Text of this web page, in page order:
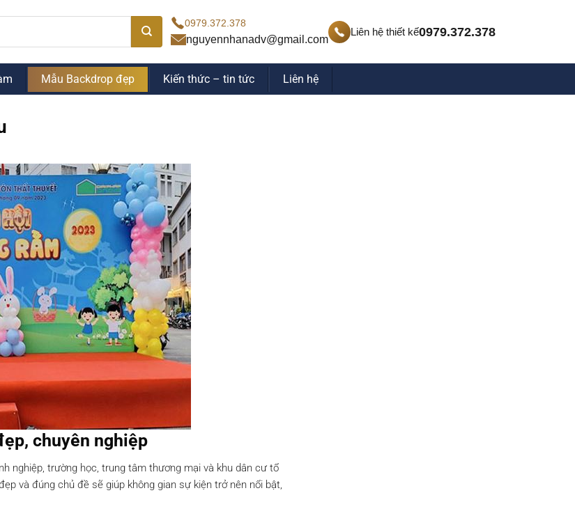
0979.372.378
nguyennhanadv@gmail.com
Liên hệ thiết kế0979.372.378
Mẫu Backdrop đẹp Kiến thức – tin tức Liên hệ
chuyên nghiệp
nghiệp, trường học, trung tâm thương mại và khu dân cư tổ
và đúng chủ đề sẽ giúp không gian sự kiện trở nên nổi bật,